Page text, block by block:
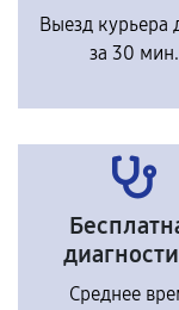
Выезд курьера
за 30 мин.
Среднее